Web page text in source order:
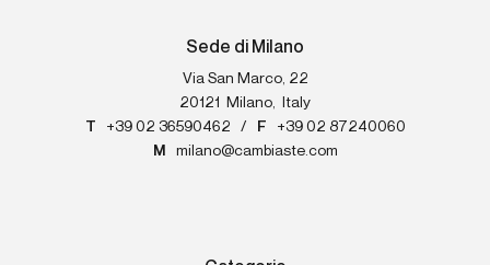
Sede di Milano
Via San Marco, 22
20121
Milano,
Italy
T
+39 02 36590462 / F
+39 02 87240060
M
milano@cambiaste.com